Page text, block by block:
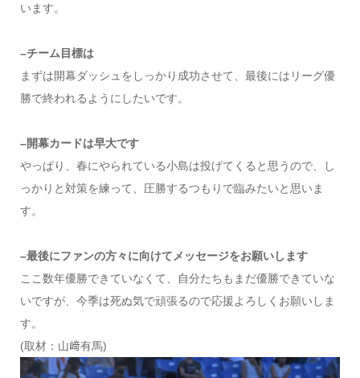
います。
–チーム目標は
まずは開幕ダッシュをしっかり成功させて、最後にはリーグ優
勝で終われるようにしたいです。
–開幕カードは早大です
やっぱり、春にやられている小島は投げてくると思うので、し
っかりと対策を練って、圧勝するつもりで臨みたいと思いま
す。
–最後にファンの方々に向けてメッセージをお願いします
ここ数年優勝できていなくて、自分たちもまだ優勝できていな
いですが、今季は死ぬ気で頑張るので応援よろしくお願いしま
す。
(取材：山﨑有馬)